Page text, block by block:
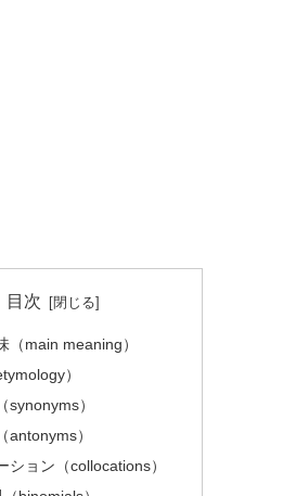
目次
（main meaning）
）
synonyms）
antonyms）
ション（collocations）